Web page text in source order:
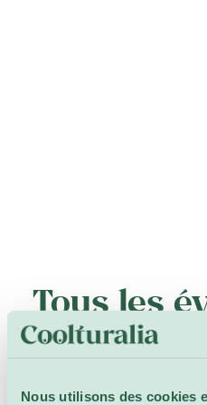
Nous utilisons des cookies
Tous les
dans